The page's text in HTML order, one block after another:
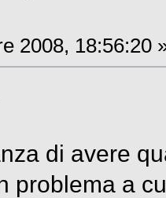
2008, 18:56:20
di avere
problema a